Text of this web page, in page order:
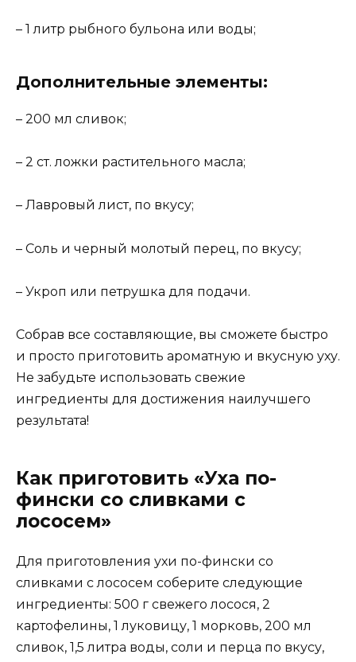
– 1 литр рыбного бульона или воды;
Дополнительные элементы:
– 200 мл сливок;
– 2 ст. ложки растительного масла;
– Лавровый лист, по вкусу;
– Соль и черный молотый перец, по вкусу;
– Укроп или петрушка для подачи.
Собрав все составляющие, вы сможете быстро
и просто приготовить ароматную и вкусную уху.
Не забудьте использовать свежие
ингредиенты для достижения наилучшего
результата!
Как приготовить «Уха по-
фински со сливками с
лососем»
Для приготовления ухи по-фински со
сливками с лососем соберите следующие
ингредиенты: 500 г свежего лосося, 2
картофелины, 1 луковицу, 1 морковь, 200 мл
сливок, 1,5 литра воды, соли и перца по вкусу,